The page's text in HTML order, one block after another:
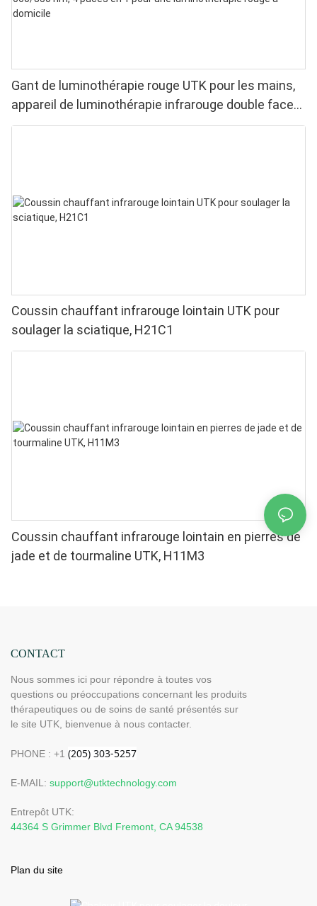
Gant de luminothérapie rouge UTK pour les mains,
appareil de luminothérapie infrarouge double face
pour soulager les douleurs aux doigts et aux
Coussin chauffant infrarouge lointain UTK pour
soulager la sciatique, H21C1
Coussin chauffant infrarouge lointain en pierres de
jade et de tourmaline UTK, H11M3
CONTACT
Nous sommes ici pour répondre à toutes vos
questions ou préoccupations concernant les produits
thérapeutiques ou de soins de santé présentés sur
le site UTK, bienvenue à nous contacter.
PHONE : +1
E-MAIL: support@utktechnology.com
Entrepôt UTK:
44364 S Grimmer Blvd Fremont, CA 94538
Plan du site